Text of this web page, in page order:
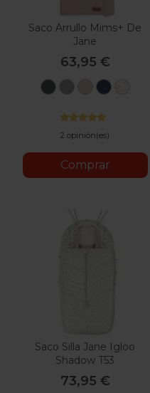
Saco Arrullo Mims+ De
Jane
63,95 €
U78 U05
Grey
U09U53
Blue
2 opinión(es)
Comprar
Saco Silla Jane Igloo
Shadow T53
73,95 €